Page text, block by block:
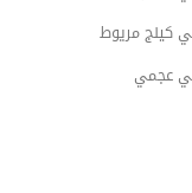
كينج مريوط
عجمي